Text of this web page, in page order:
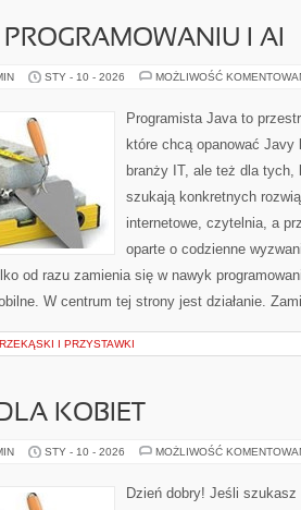
I AI
STY - 10 - 2026 MOŻLIWOŚĆ
Programista Java to
które chcą opanować
branży IT, ale też dla tych,
szukają konkretnych
internetowe, czytelnia, a
oparte o codzienne
od razu zamienia się w nawyk
W centrum tej strony jest działanie.
I PRZYSTAWKI
KOBIET
STY - 10 - 2026 MOŻLIWOŚĆ
Dzień dobry! Jeśli